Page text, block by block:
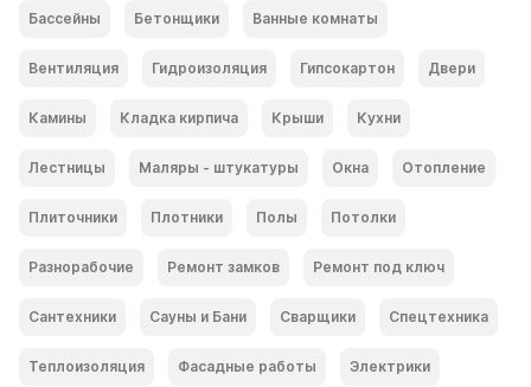
Бассейны Бетонщики Ванные комнаты
Вентиляция Гидроизоляция Гипсокартон Двери
Камины Кладка кирпича Крыши Кухни
Лестницы Маляры - штукатуры Окна Отопление
Плиточники Плотники Полы Потолки
Разнорабочие Ремонт замков Ремонт под ключ
Сантехники Сауны и Бани Сварщики Спецтехника
Теплоизоляция Фасадные работы Электрики